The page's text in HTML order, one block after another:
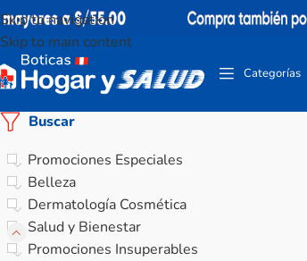
Skip to navigation
Skip to main content
Categorías
Buscar
Promociones Especiales
Belleza
Dermatología Cosmética
Salud y Bienestar
Promociones Insuperables